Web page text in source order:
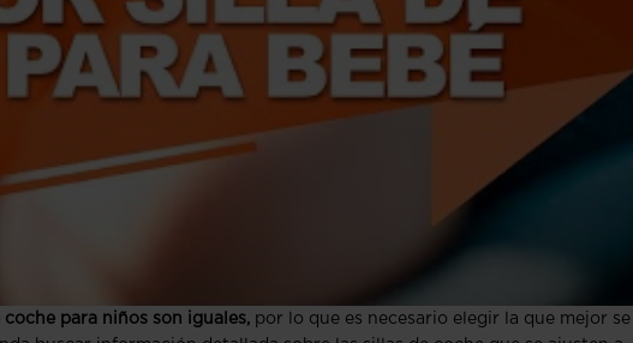
para niños son iguales, por lo que es necesario elegir la que mejor se